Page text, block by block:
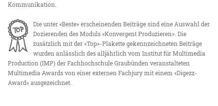
Kommunikation.
Die unter «Beste» erscheinenden Beiträge sind eine Auswahl der
Dozierenden des Moduls «Konvergent Produzieren». Die
zusätzlich mit der «Top»-Plakette gekennzeichneten Beiträge
wurden anlässlich des alljährlich vom Institut für Multimedia
Production (IMP) der Fachhochschule Graubünden veranstalteten
Multimedia Awards von einer externen Fachjury mit einem «Digezz-
Award» ausgezeichnet.